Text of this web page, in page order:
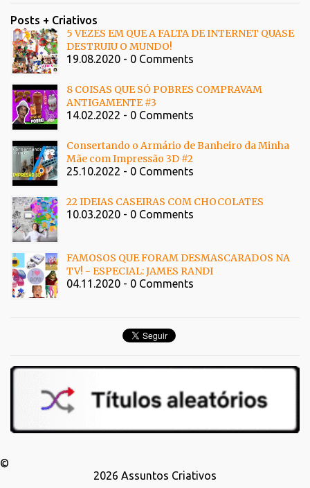
Posts + Criativos
5 VEZES EM QUE A FALTA DE INTERNET QUASE
DESTRUIU O MUNDO!
19.08.2020 - 0 Comments
8 COISAS QUE SÓ POBRES COMPRAVAM
ANTIGAMENTE #3
14.02.2022 - 0 Comments
Consertando o Armário de Banheiro da Minha
Mãe com Impressão 3D #2
25.10.2022 - 0 Comments
22 IDEIAS CASEIRAS COM CHOCOLATES
10.03.2020 - 0 Comments
FAMOSOS QUE FORAM DESMASCARADOS NA
TV! - ESPECIAL: JAMES RANDI
04.11.2020 - 0 Comments
©
2026 Assuntos Criativos